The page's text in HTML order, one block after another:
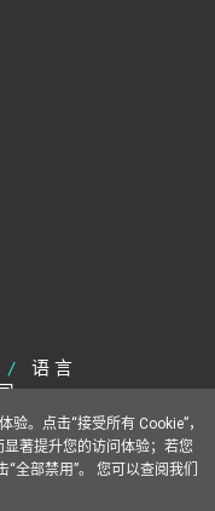
|
语 言
。点击“接受所有 Cookie”，
著提升您的访问体验；若您
全部禁用”。 您可以查阅我们